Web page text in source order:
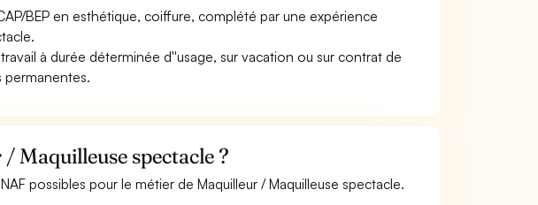
BEP en esthétique, coiffure, complété par une expérience
à durée déterminée d''usage, sur vacation ou sur contrat de
permanentes.
Maquilleuse spectacle ?
possibles pour le métier de Maquilleur / Maquilleuse spectacle.